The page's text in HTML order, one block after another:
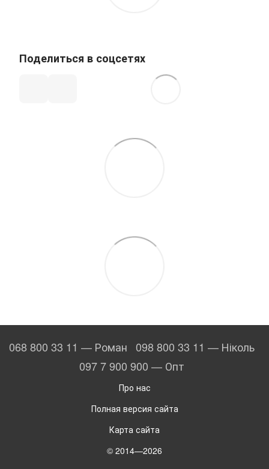
Поделиться в соцсетях
068 800 33 11 — Роман 098 800 33 11 — Ніколь
097 7 900 900 — Опт
Про нас
Полная версия сайта
Карта сайта
© 2014—2026